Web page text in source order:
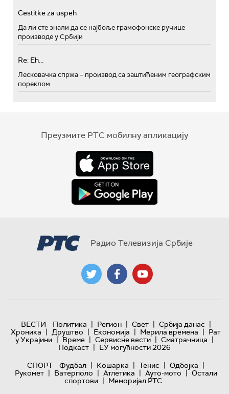
Cestitke za uspeh
Да ли сте знали да се најбоље грамофонске ручице
производе у Србији
Re: Eh...
Лесковачка спржа – производ са заштићеним географским
пореклом
Преузмите РТС мобилну апликацију
Радио Телевизија Србије
ВЕСТИ Политика | Регион | Свет | Србија данас |
Хроника | Друштво | Економија | Мерила времена | Рат
у Украјини | Време | Сервисне вести | Сматрачница |
Подкаст | ЕУ могућности 2026
СПОРТ
Фудбал | Кошарка | Тенис | Одбојка |
Рукомет | Ватерполо | Атлетика | Ауто-мото | Остали
спортови | Меморијал РТС